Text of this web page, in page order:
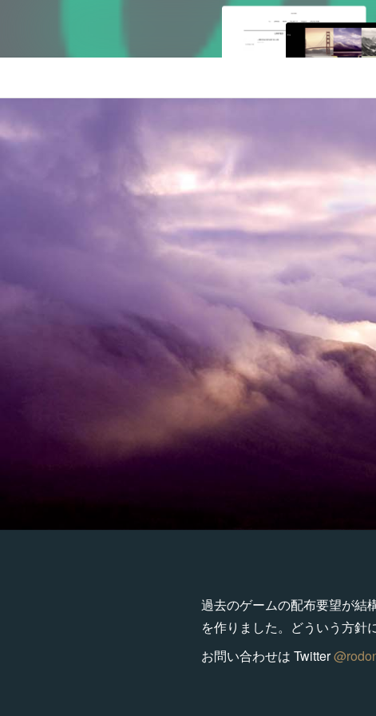
過去のゲームの配布要望が結
を作りました。どういう方針
お問い合わせは Twitter